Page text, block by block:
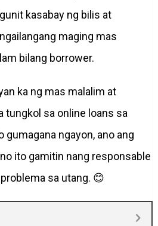
kasabay ng bilis at
maging mas
bilang borrower.
ka ng mas malalim at
tungkol sa online loans sa
gumagana ngayon, ano ang
ito gamitin nang responsable
sa utang. 😊